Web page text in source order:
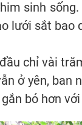
sinh
lưới sắt bao
chỉ vài
ở yên, ban
bó hơn